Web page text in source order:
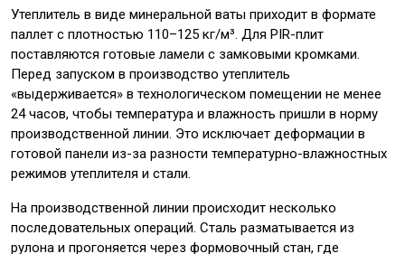
Утеплитель в виде минеральной ваты приходит в формате
паллет с плотностью 110–125 кг/м³. Для PIR-плит
поставляются готовые ламели с замковыми кромками.
Перед запуском в производство утеплитель
«выдерживается» в технологическом помещении не менее
24 часов, чтобы температура и влажность пришли в норму
производственной линии. Это исключает деформации в
готовой панели из-за разности температурно-влажностных
режимов утеплителя и стали.
На производственной линии происходит несколько
последовательных операций. Сталь разматывается из
рулона и прогоняется через формовочный стан, где